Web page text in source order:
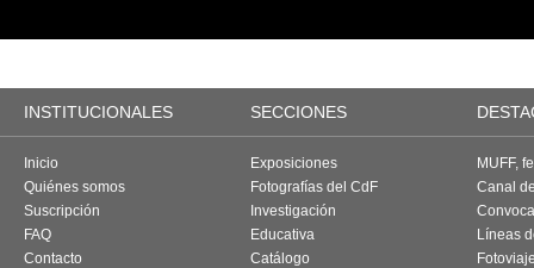
INSTITUCIONALES SECCIONES
Inicio
Quiénes somos
Suscripción
FAQ
Contacto
Exposiciones
Fotografías del CdF
Investigación
Educativa
Catálogo
MUFF,
Canal
Líneas